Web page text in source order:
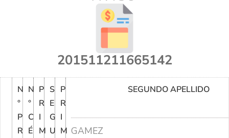
201511211665142
N
°
P
R
N
°
C
É
P
R
I
M
S
E
G
U
P
R
I
M
SEGUNDO APELLIDO
GAMEZ